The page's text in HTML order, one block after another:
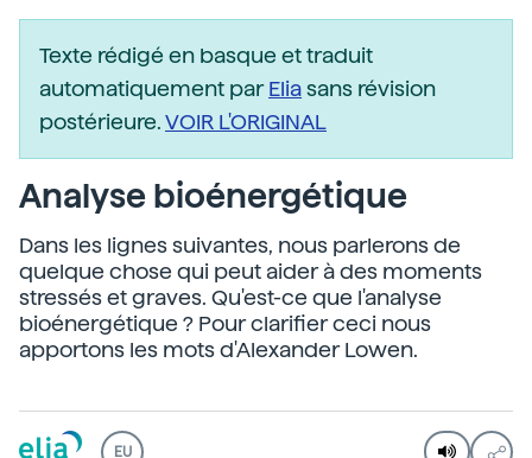
Texte rédigé en basque et traduit
automatiquement parEliasans révision
postérieure.VOIR L'ORIGINAL
Analyse bioénergétique
Dans les lignes suivantes, nous parlerons de
quelque chose qui peut aider à des moments
stressés et graves. Qu'est-ce que l'analyse
bioénergétique ? Pour clarifier ceci nous
apportons les mots d'Alexander Lowen.
EU